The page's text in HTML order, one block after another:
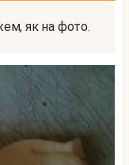
як на фото.